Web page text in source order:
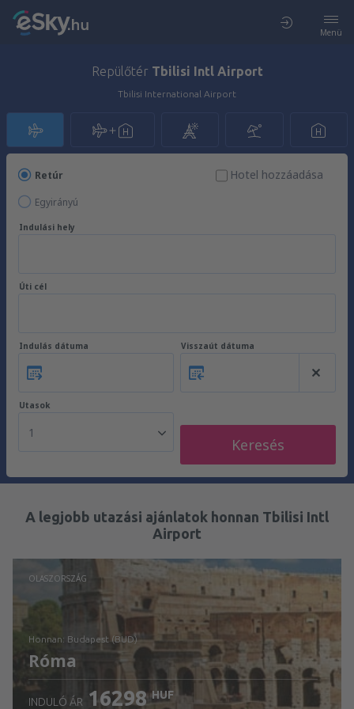
Menü
Repülőtér Tbilisi Intl Airport
Tbilisi International Airport
Retúr
Egyirányú
Hotel hozzáadása
Indulási hely
Úti cél
Indulás dátuma Visszaút dátuma
Utasok
1
Keresés
A legjobb utazási ajánlatok honnan Tbilisi Intl
Airport
OLASZORSZÁG
honnan: Budapest (BUD)
Róma
INDULÓ ÁR 16298 HUF